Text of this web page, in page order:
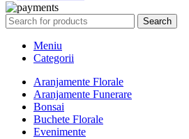
Search
Meniu
Categorii
Aranjamente Florale
Aranjamente Funerare
Bonsai
Buchete Florale
Evenimente